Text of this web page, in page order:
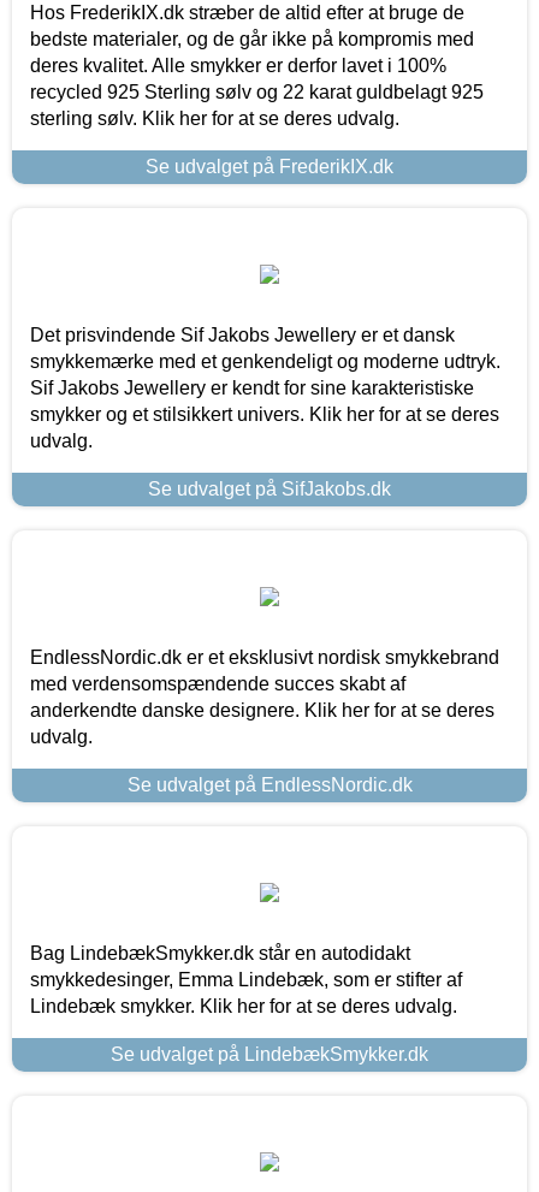
Hos FrederikIX.dk stræber de altid efter at bruge de
bedste materialer, og de går ikke på kompromis med
deres kvalitet. Alle smykker er derfor lavet i 100%
recycled 925 Sterling sølv og 22 karat guldbelagt 925
sterling sølv. Klik her for at se deres udvalg.
Se udvalget på FrederikIX.dk
Det prisvindende Sif Jakobs Jewellery er et dansk
smykkemærke med et genkendeligt og moderne udtryk.
Sif Jakobs Jewellery er kendt for sine karakteristiske
smykker og et stilsikkert univers. Klik her for at se deres
udvalg.
Se udvalget på SifJakobs.dk
EndlessNordic.dk er et eksklusivt nordisk smykkebrand
med verdensomspændende succes skabt af
anderkendte danske designere. Klik her for at se deres
udvalg.
Se udvalget på EndlessNordic.dk
Bag LindebækSmykker.dk står en autodidakt
smykkedesinger, Emma Lindebæk, som er stifter af
Lindebæk smykker. Klik her for at se deres udvalg.
Se udvalget på LindebækSmykker.dk